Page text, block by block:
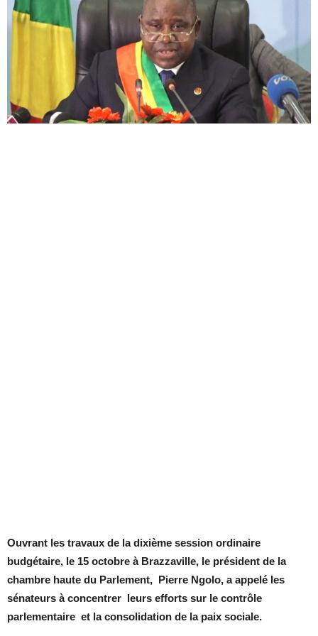
Ouvrant les travaux de la dixième session ordinaire
budgétaire, le 15 octobre à Brazzaville, le président de la
chambre haute du Parlement, Pierre Ngolo, a appelé les
sénateurs à concentrer leurs efforts sur le contrôle
parlementaire et la consolidation de la paix sociale.